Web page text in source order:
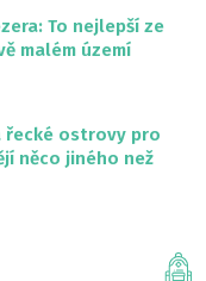
To nejlepší ze
malém území
řecké ostrovy pro
něco jiného než